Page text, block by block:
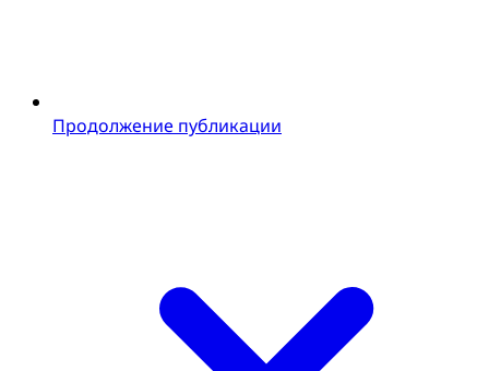
Продолжение публикации